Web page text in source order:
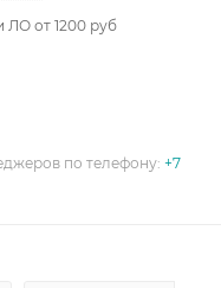
ЛО от 1200 руб
по телефону: +7